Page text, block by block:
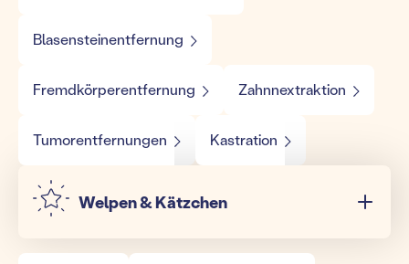
Blasensteinentfernung
Fremdkörperentfernung Zahnnextraktion
Tumorentfernungen Kastration
Welpen & Kätzchen